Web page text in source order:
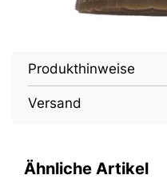
Produkthinweise
Versand
Ähnliche Artikel